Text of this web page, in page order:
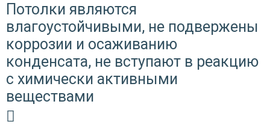
Потолки являются
влагоустойчивыми, не подвержены
коррозии и осаживанию
конденсата, не вступают в реакцию
с химически активными
веществами